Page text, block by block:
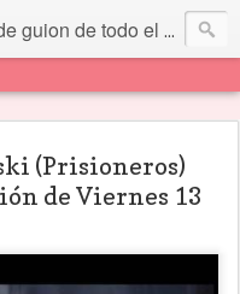
de todo el mundo... Y más.
(Prisioneros)
de Viernes 13